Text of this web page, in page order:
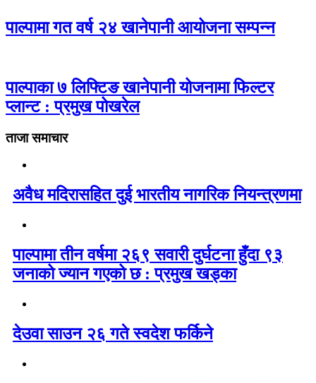
पाल्पामा गत वर्ष २४ खानेपानी आयोजना सम्पन्न
पाल्पाका ७ लिफ्टिङ खानेपानी योजनामा फिल्टर
प्लान्ट : प्रमुख पोखरेल
ताजा समाचार
अवैध मदिरासहित दुई भारतीय नागरिक नियन्त्रणमा
पाल्पामा तीन वर्षमा २६९ सवारी दुर्घटना हुँदा ९३
जनाको ज्यान गएको छ : प्रमुख खड्का
देउवा साउन २६ गते स्वदेश फर्किने